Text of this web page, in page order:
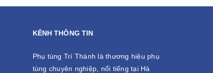
KÊNH THÔNG TIN
Phụ tùng Trí Thành là thương hiệu phụ
tùng chuyên nghiệp, nổi tiếng tại Hà